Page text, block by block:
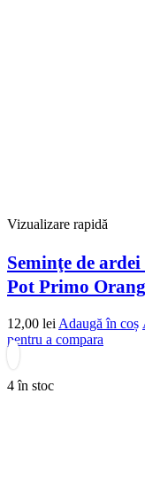
Vizualizare rapidă
Seminţe de
Pot Primo
12,00 lei Adaugă în coș
pentru a compara
4 în stoc